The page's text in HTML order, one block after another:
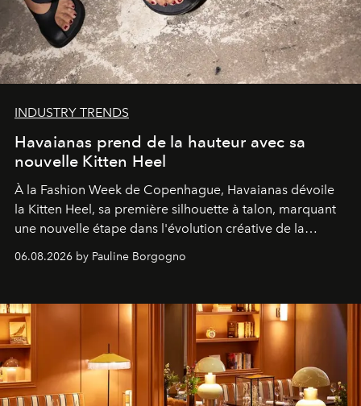
INDUSTRY TRENDS
Havaianas prend de la hauteur avec sa
nouvelle Kitten Heel
À la Fashion Week de Copenhague, Havaianas dévoile
la Kitten Heel, sa première silhouette à talon, marquant
une nouvelle étape dans l'évolution créative de la
06.08.2026 by Pauline Borgogno